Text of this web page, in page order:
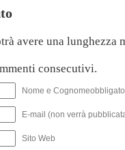
avere una lunghezza
consecutivi.
Nome e
E-mail (non verrà
Sito Web